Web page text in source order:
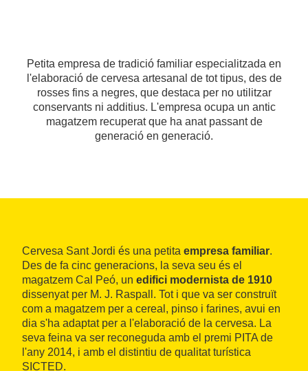
Petita empresa de tradició familiar especialitzada en
l'elaboració de cervesa artesanal de tot tipus, des de
rosses fins a negres, que destaca per no utilitzar
conservants ni additius. L'empresa ocupa un antic
magatzem recuperat que ha anat passant de
generació en generació.
Cervesa Sant Jordi és una petita empresa familiar.
Des de fa cinc generacions, la seva seu és el
magatzem Cal Peó, un edifici modernista de 1910
dissenyat per M. J. Raspall. Tot i que va ser construït
com a magatzem per a cereal, pinso i farines, avui en
dia s'ha adaptat per a l'elaboració de la cervesa. La
seva feina va ser reconeguda amb el premi PITA de
l'any 2014, i amb el distintiu de qualitat turística
SICTED.